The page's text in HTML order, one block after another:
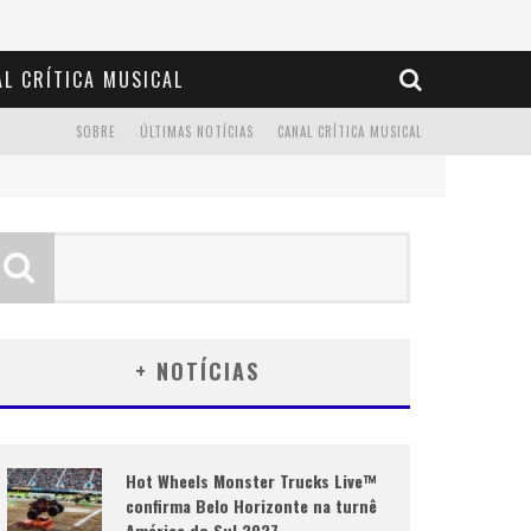
CRÍTICA MUSICAL
CANAL CRÍTICA MUSICAL
ÚLTIMAS NOTÍCIAS
SOBRE
+ NOTÍCIAS
Hot Wheels Monster Trucks Live™
confirma Belo Horizonte na turnê